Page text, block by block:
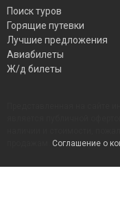
Поиск туров
Горящие путевки
Лучшие предложения
Авиабилеты
Ж/д билеты
Соглашение о